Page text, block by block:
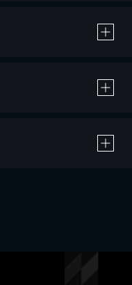
よる作品の購入 / レンタルです。
は、20％のポイント還元です。